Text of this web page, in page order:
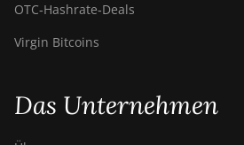
OTC‑Hashrate‑Deals
Virgin Bitcoins
Das Unternehmen